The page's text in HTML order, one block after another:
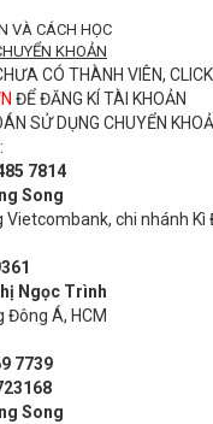
VÀ CÁCH HỌC
KHOẢN
CÓ THÀNH VIÊN,
ĐỂ ĐĂNG KÍ TÀI KHOẢN
SỬ DỤNG CHUYỂN
7814
Song
Vietcombank, chi nhánh Kì
Ngọc Trình
Đông Á, HCM
7739
Song